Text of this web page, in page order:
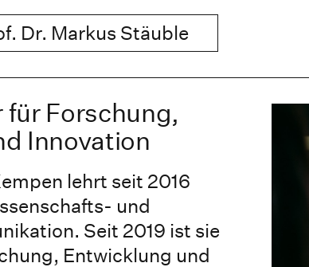
Dr. Markus Stäuble
Forschung,
Innovation
lehrt seit 2016
und
Seit 2019 ist sie
Entwicklung und